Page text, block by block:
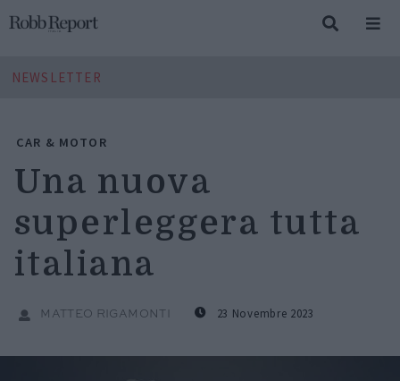
NEWSLETTER
CAR & MOTOR
Una nuova
superleggera tutta
italiana
MATTEO RIGAMONTI 23 Novembre 2023